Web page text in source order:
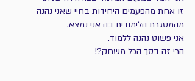
זו אחת מהפעמים היחידות בחיי שאני נהנה
מהמסגרת הלימודית בה אני נמצא.
אני פשוט נהנה ללמוד.
הרי זה בסך הכל משחק?!